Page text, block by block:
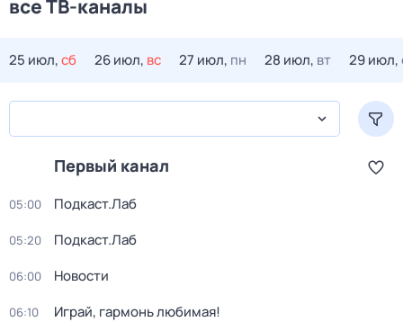
все ТВ-каналы
25 июл,сб 26 июл, вс 27 июл, пн 28 июл, вт 29 июл,
Первый канал
05:00 Подкаст.Лаб
05:20 Подкаст.Лаб
06:00 Новости
06:10 Играй, гармонь любимая!